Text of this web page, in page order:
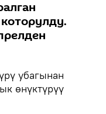
убагынан
өнүктүрүү